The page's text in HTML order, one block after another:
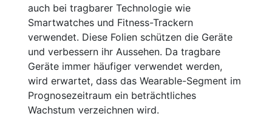
auch bei tragbarer Technologie wie
Smartwatches und Fitness-Trackern
verwendet. Diese Folien schützen die Geräte
und verbessern ihr Aussehen. Da tragbare
Geräte immer häufiger verwendet werden,
wird erwartet, dass das Wearable-Segment im
Prognosezeitraum ein beträchtliches
Wachstum verzeichnen wird.